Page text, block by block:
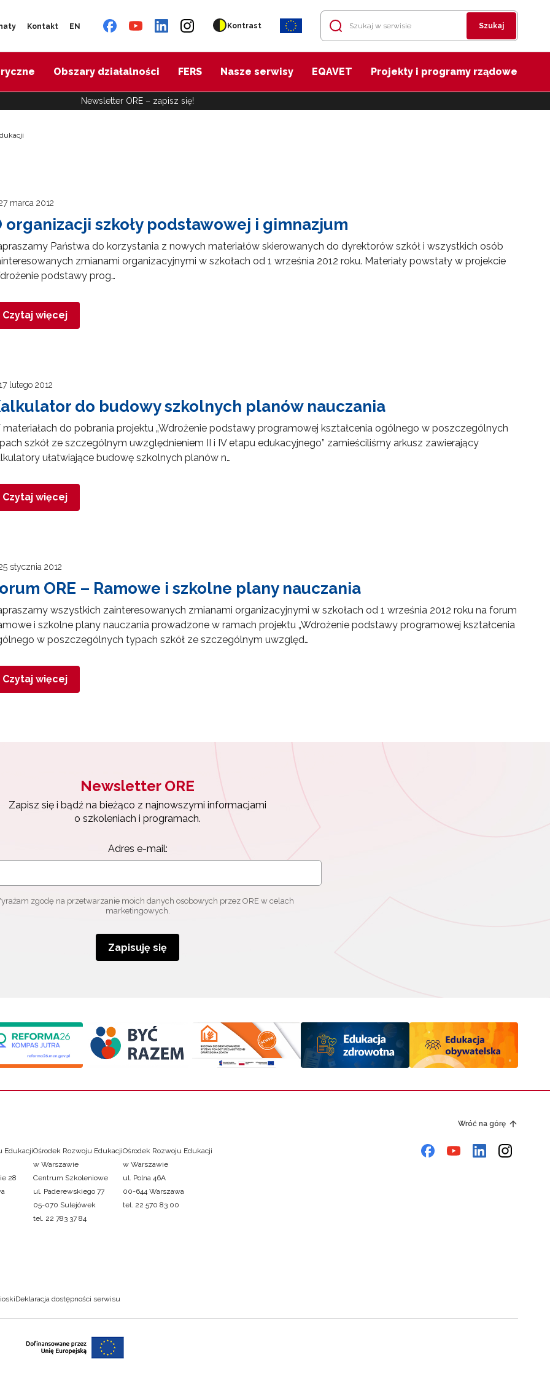
Kontakt EN Kontrast Szukaj
Obszary działalności FERS Nasze serwisy EQAVET Projekty i programy rządowe
Newsletter ORE – zapisz się!
marca 2012
organizacji szkoły podstawowej i gimnazjum
Państwa do korzystania z nowych materiałów skierowanych do dyrektorów szkół i wszystkich osób
zmianami organizacyjnymi w szkołach od 1 września 2012 roku. Materiały powstały w projekcie
podstawy prog…
Czytaj więcej
lutego 2012
do budowy szkolnych planów nauczania
materiałach do pobrania projektu „Wdrożenie podstawy programowej kształcenia ogólnego w poszczególnych
szkół ze szczególnym uwzględnieniem II i IV etapu edukacyjnego” zamieściliśmy arkusz zawierający
ułatwiające budowę szkolnych planów n…
Czytaj więcej
stycznia 2012
ORE – Ramowe i szkolne plany nauczania
wszystkich zainteresowanych zmianami organizacyjnymi w szkołach od 1 września 2012 roku na forum
i szkolne plany nauczania prowadzone w ramach projektu „Wdrożenie podstawy programowej kształcenia
w poszczególnych typach szkół ze szczególnym uwzględ…
Czytaj więcej
Newsletter ORE
Zapisz się i bądź na bieżąco z najnowszymi informacjami
o szkoleniach i programach.
Adres e-mail:
zgodę na przetwarzanie moich danych osobowych przez ORE w celach
marketingowych.
Zapisuję się
Wróć na górę
Edukacji
28
Ośrodek Rozwoju Edukacji
w Warszawie
Centrum Szkoleniowe
ul. Paderewskiego 77
05-070 Sulejówek
tel. 22 783 37 84
Ośrodek Rozwoju Edukacji
w Warszawie
ul. Polna 46A
00-644 Warszawa
tel. 22 570 83 00
Deklaracja dostępności serwisu